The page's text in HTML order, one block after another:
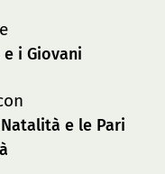
i Giovani
e le Pari